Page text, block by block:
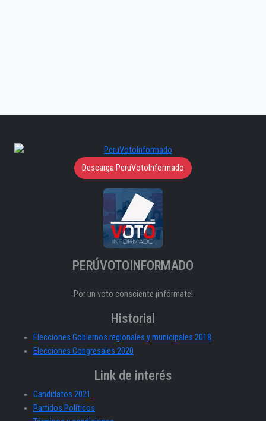
Descarga PeruVotoInformado
PERÚVOTOINFORMADO
Por un voto consciente ¡infórmate!
Historial
Elecciones Gobiernos regionales y municipales 2018
Elecciones Congresales 2020
Link de interés
Candidatos 2021
Partidos Políticos